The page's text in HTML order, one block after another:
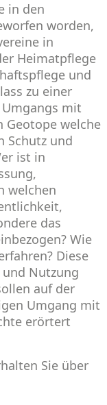
in den
worden,
in
Heimatpflege
und
zu einer
mit
Geotope welche
Schutz und
ist in
welchen
das
Wie
Diese
Nutzung
auf der
Umgang mit
erörtert
Sie über